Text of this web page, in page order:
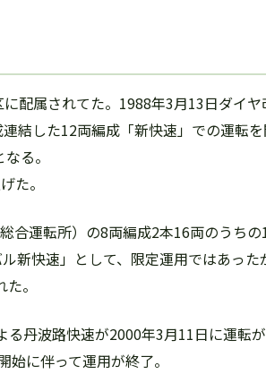
配属されてた。1988年3月13日ダイ
結した12両編成「新快速」での運転を
る。
た。
運転所）の8両編成2本16両のうち
新快速」として、限定運用ではあっ
。
丹波路快速が2000年3月11日に運転
に伴って運用が終了。